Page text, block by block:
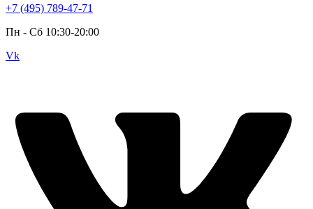
+7 (495) 789-47-71
Пн - Cб 10:30-20:00
Vk